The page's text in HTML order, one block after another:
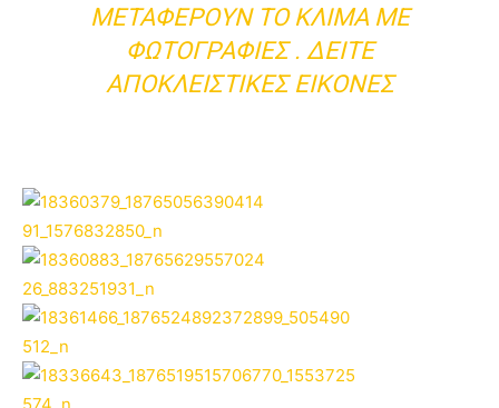
ΜΕΤΑΦΈΡΟΥΝ ΤΟ ΚΛΊΜΑ ΜΕ
ΦΩΤΟΓΡΑΦΊΕΣ . ΔΕΊΤΕ
ΑΠΟΚΛΕΙΣΤΙΚΈΣ ΕΙΚΌΝΕΣ